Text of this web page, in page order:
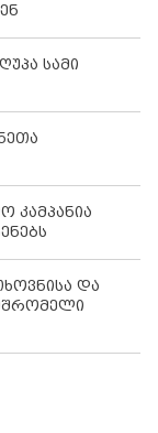
სამი
კამპანია
და